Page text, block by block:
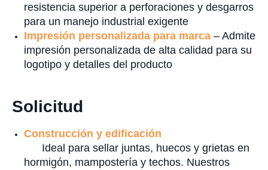
resistencia superior a perforaciones y desgarros
para un manejo industrial exigente
Impresión personalizada para marca – Admite
impresión personalizada de alta calidad para su
logotipo y detalles del producto
Solicitud
Construcción y edificación
Ideal para sellar juntas, huecos y grietas en
hormigón, mampostería y techos. Nuestros